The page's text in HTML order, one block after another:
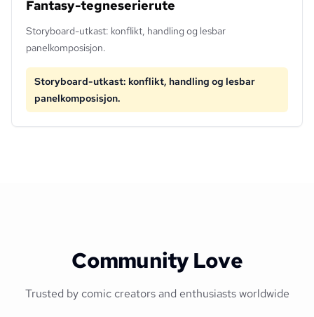
Fantasy-tegneserierute
Storyboard-utkast: konflikt, handling og lesbar
panelkomposisjon.
Storyboard-utkast: konflikt, handling og lesbar
panelkomposisjon.
Community Love
Trusted by comic creators and enthusiasts worldwide